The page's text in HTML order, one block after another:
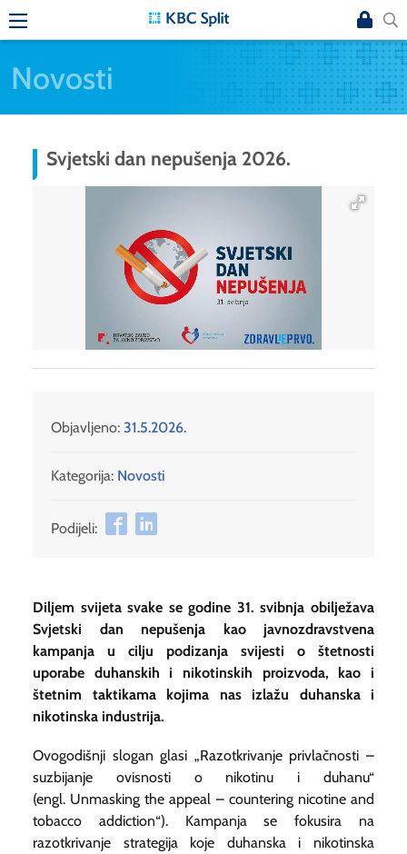
Novosti
Svjetski dan nepušenja 2026.
Objavljeno: 31.5.2026.
Kategorija: Novosti
Podijeli:
Diljem svijeta svake se godine 31. svibnja obilježava
Svjetski dan nepušenja kao javnozdravstvena
kampanja u cilju podizanja svijesti o štetnosti
uporabe duhanskih i nikotinskih proizvoda, kao i
štetnim taktikama kojima nas izlažu duhanska i
nikotinska industrija.
Ovogodišnji slogan glasi „Razotkrivanje privlačnosti –
suzbijanje ovisnosti o nikotinu i duhanu“
(engl. Unmasking the appeal – countering nicotine and
tobacco addiction“). Kampanja se fokusira na
razotkrivanje strategija koje duhanska i nikotinska